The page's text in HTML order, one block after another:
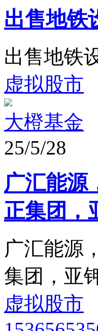
出售地铁
出售地铁
虚拟股市
大橙基金
25/5/28
广汇能源
正集团，
广汇能源
集团，亚
虚拟股市